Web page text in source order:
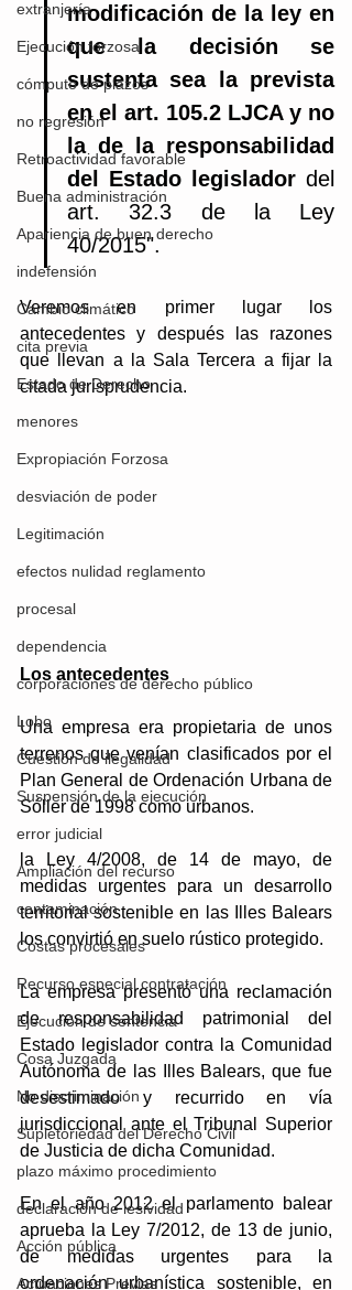
extranjería
Ejecución forzosa
cómputo de plazos
no regresión
Retroactividad favorable
Buena administración
Apariencia de buen derecho
indefensión
Cambio climático
cita previa
Estado de Derecho
menores
Expropiación Forzosa
desviación de poder
Legitimación
efectos nulidad reglamento
procesal
dependencia
corporaciones de derecho público
Lobo
Cuestión de ilegalidad
Suspensión de la ejecución
error judicial
Ampliación del recurso
contaminación
Costas procesales
Recurso especial contratación
Ejecución de sentencia
Cosa Juzgada
No discriminación
Supletoriedad del Derecho Civil
plazo máximo procedimiento
declaración de lesividad
Acción pública
Actuaciones Previas
modificación de la ley en
que la decisión se
sustenta sea la prevista
en el art. 105.2 LJCA y no
la de la responsabilidad
del Estado legislador del
art. 32.3 de la Ley
40/2015".
Veremos en primer lugar los
antecedentes y después las razones
que llevan a la Sala Tercera a fijar la
citada jurisprudencia.
Los antecedentes
Una empresa era propietaria de unos
terrenos que venían clasificados por el
Plan General de Ordenación Urbana de
Sóller de 1998 como urbanos.
la Ley 4/2008, de 14 de mayo, de
medidas urgentes para un desarrollo
territorial sostenible en las Illes Balears
los convirtió en suelo rústico protegido.
La empresa presentó una reclamación
de responsabilidad patrimonial del
Estado legislador contra la Comunidad
Autónoma de las Illes Balears, que fue
desestimado y recurrido en vía
jurisdiccional ante el Tribunal Superior
de Justicia de dicha Comunidad.
En el año 2012 el parlamento balear
aprueba la Ley 7/2012, de 13 de junio,
de medidas urgentes para la
ordenación urbanística sostenible, en